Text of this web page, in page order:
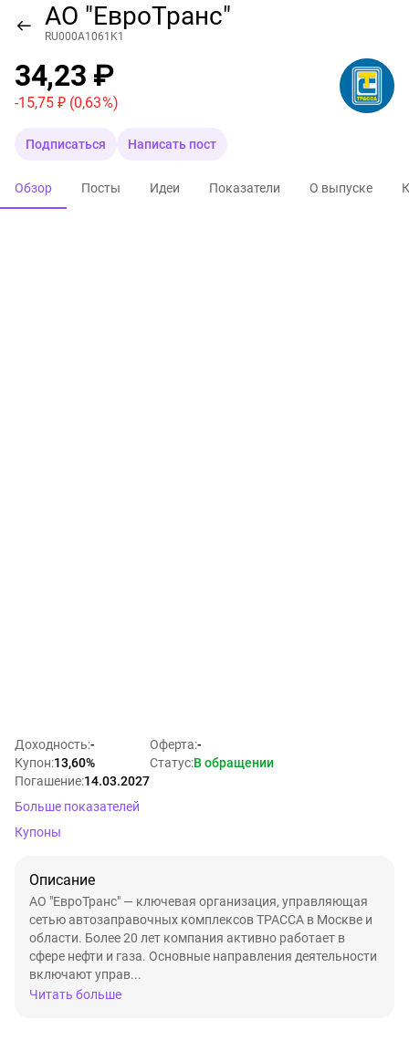
АО "ЕвроТранс"
RU000A1061K1
34,23 ₽
-15,75 ₽ (0,63 %)
Подписаться Написать пост
Обзор Посты Идеи Показатели О выпуске
Доходность:-
Купон:13,60%
Погашение:14.03.2027
Оферта:-
Статус:В обращении
Больше показателей
Купоны
Описание
АО "ЕвроТранс" — ключевая организация, управляющая
сетью автозаправочных комплексов ТРАССА в Москве и
области. Более 20 лет компания активно работает в
сфере нефти и газа. Основные направления деятельности
включают управ...
Читать больше